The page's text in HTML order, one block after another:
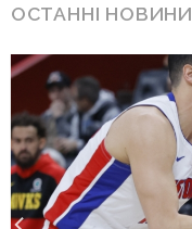
ОСТАННІ НОВИНИ